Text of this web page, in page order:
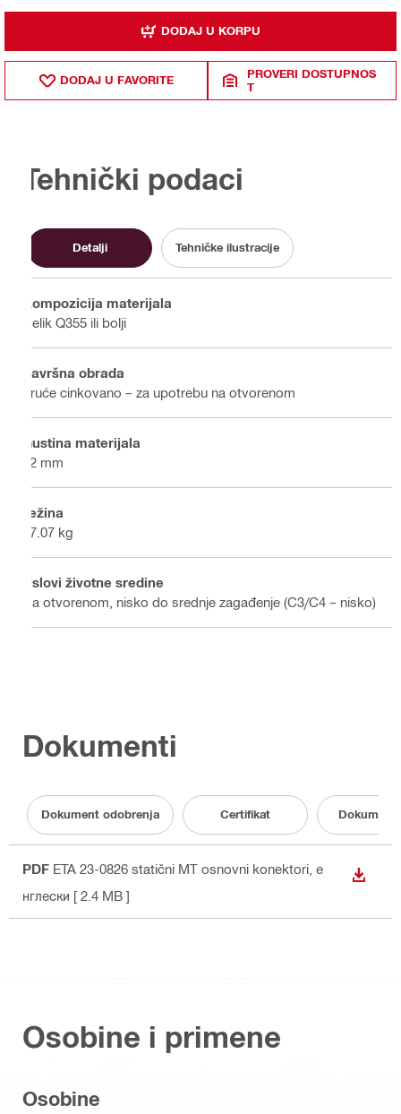
DODAJ U KORPU
DODAJ U FAVORITE
PROVERI DOSTUPNOS
T
Tehnički podaci
Detalji Tehničke ilustracije
Kompozicija materijala
Čelik Q355 ili bolji
Završna obrada
Vruće cinkovano – za upotrebu na otvorenom
Gustina materijala
12 mm
Težina
17.07 kg
Uslovi životne sredine
Na otvorenom, nisko do srednje zagađenje (C3/C4 – nisko)
Dokumenti
Dokument odobrenja Certifikat
PDF ETA 23-0826 statični MT osnovni konektori , е
нглески [ 2.4 MB ]
Osobine i primene
Osobine